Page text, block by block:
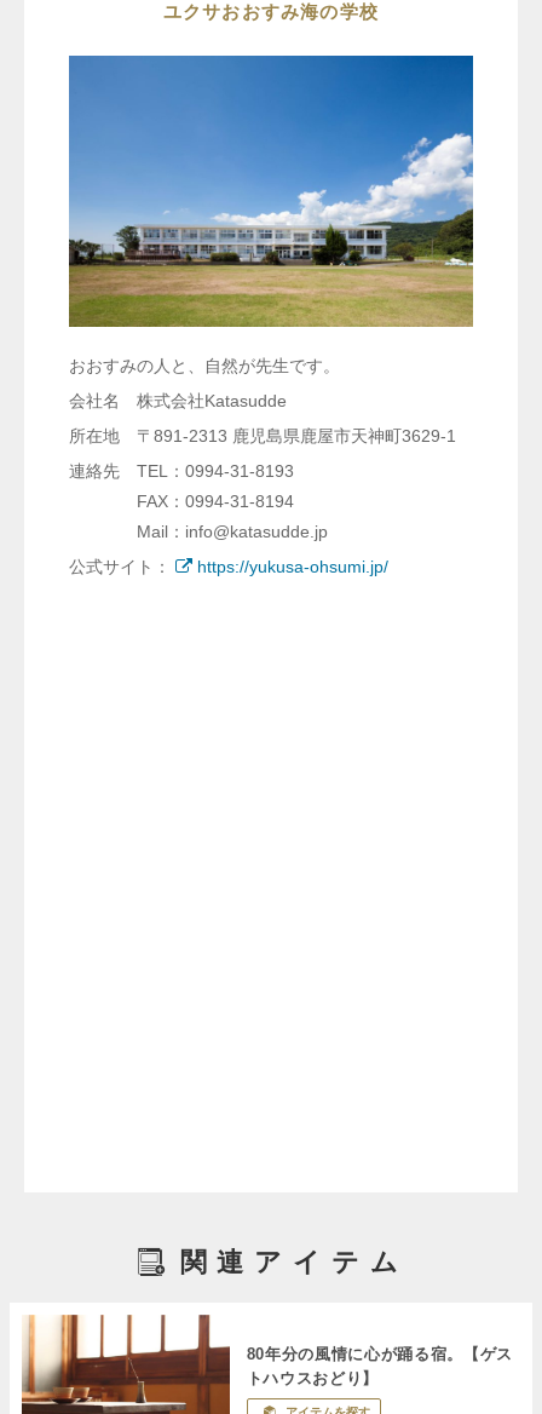
ユクサおおすみ海の学校
おおすみの人と、自然が先生です。
会社名 株式会社Katasudde
所在地 〒891-2313 鹿児島県鹿屋市天神町3629-1
連絡先 TEL：0994-31-8193
FAX：0994-31-8194
Mail：info@katasudde.jp
公式サイト：
https://yukusa-ohsumi.jp/
関連アイテム
80年分の風情に心が踊る宿。【ゲス
トハウスおどり】